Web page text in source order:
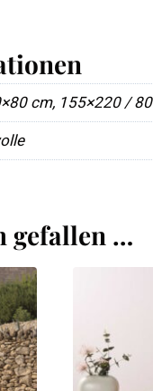
cm, 155×220 /
gefallen …